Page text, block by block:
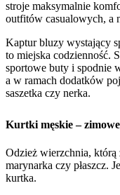
stroje maksymalnie
outfitów casualowych, a
Kaptur bluzy wystający
to miejska codzienność.
sportowe buty i spodnie
a w ramach dodatków
saszetka czy nerka.
Kurtki męskie –
Odzież wierzchnia, którą
marynarka czy płaszcz.
kurtka.